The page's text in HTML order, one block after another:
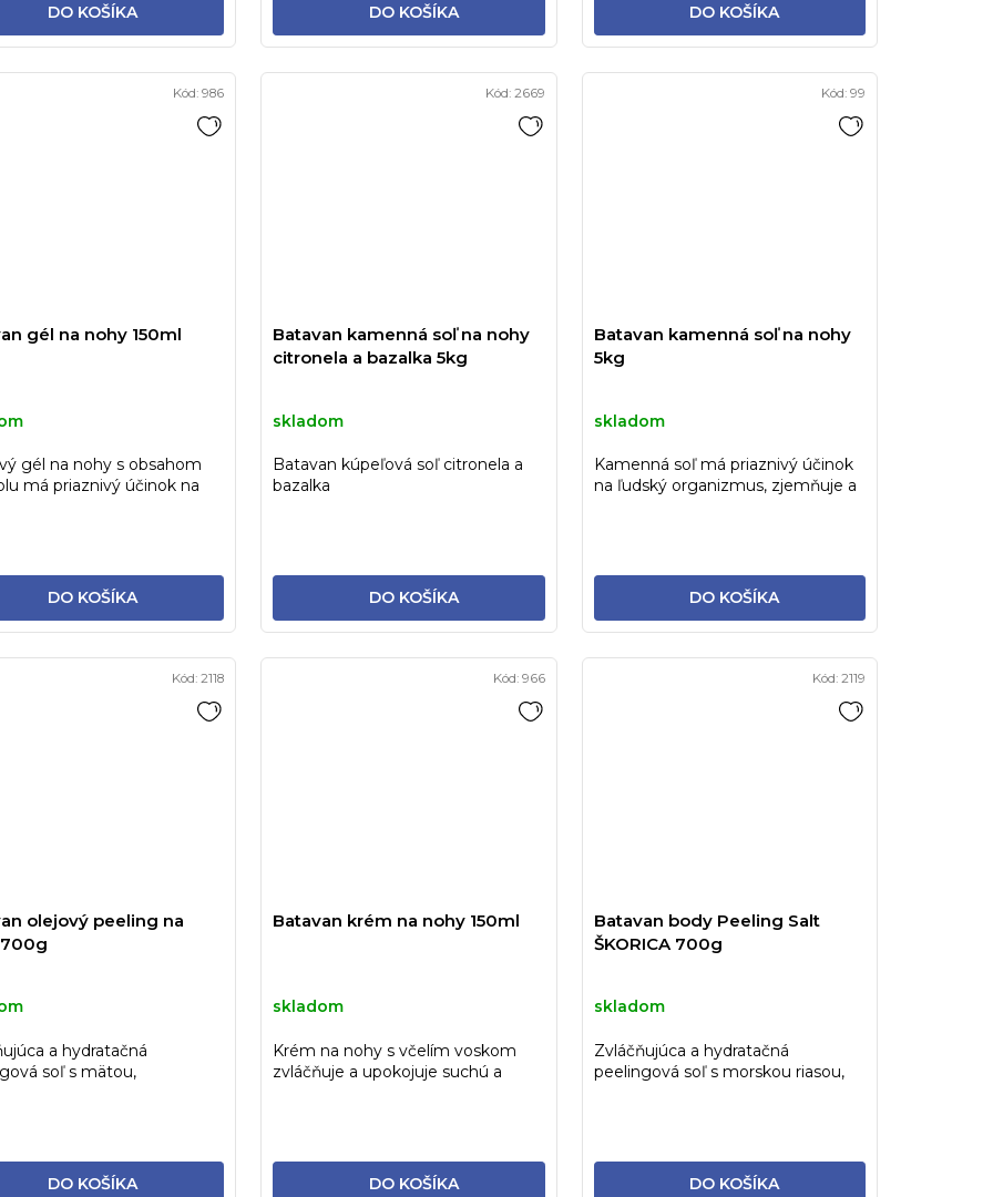
DO KOŠÍKA DO KOŠÍKA DO KOŠÍKA
gél na nohy 150ml
DO KOŠÍKA
gél na nohy s obsahom
má priaznivý účinok na
Kód: 986
Batavan kamenná soľ na nohy
citronela a bazalka 5kg
skladom
DO KOŠÍKA
Batavan kúpeľová soľ citronela a
bazalka
Kód: 2669
Batavan kamenná soľ na nohy
5kg
skladom
DO KOŠÍKA
Kamenná soľ má priaznivý účinok
na ľudský organizmus, zjemňuje a
Kód: 99
olejový peeling na
DO KOŠÍKA
a hydratačná
soľ s mätou,
Kód: 2118
Batavan krém na nohy 150ml
skladom
DO KOŠÍKA
Krém na nohy s včelím voskom
zvláčňuje a upokojuje suchú a
Kód: 966
Batavan body Peeling Salt
ŠKORICA 700g
skladom
DO KOŠÍKA
Zvláčňujúca a hydratačná
peelingová soľ s morskou riasou,
Kód: 2119